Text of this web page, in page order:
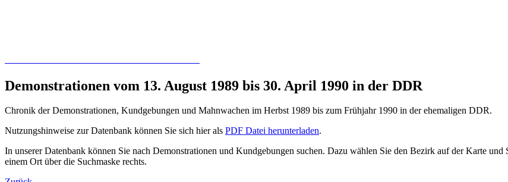
Demonstrationen vom 13. August 1989 bis 30. April 1990 in der DDR
Chronik der Demonstrationen, Kundgebungen und Mahnwachen im Herbst 1989 bis zum Frühjahr 1990 in der ehemaligen DDR.
Nutzungshinweise zur Datenbank können Sie sich hier als PDF Datei herunterladen.
In unserer Datenbank können Sie nach Demonstrationen und Kundgebungen suchen. Dazu wählen Sie den Bezirk auf der Karte
einem Ort über die Suchmaske rechts.